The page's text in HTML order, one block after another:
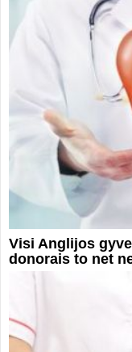
Visi Anglijos
donorais to net